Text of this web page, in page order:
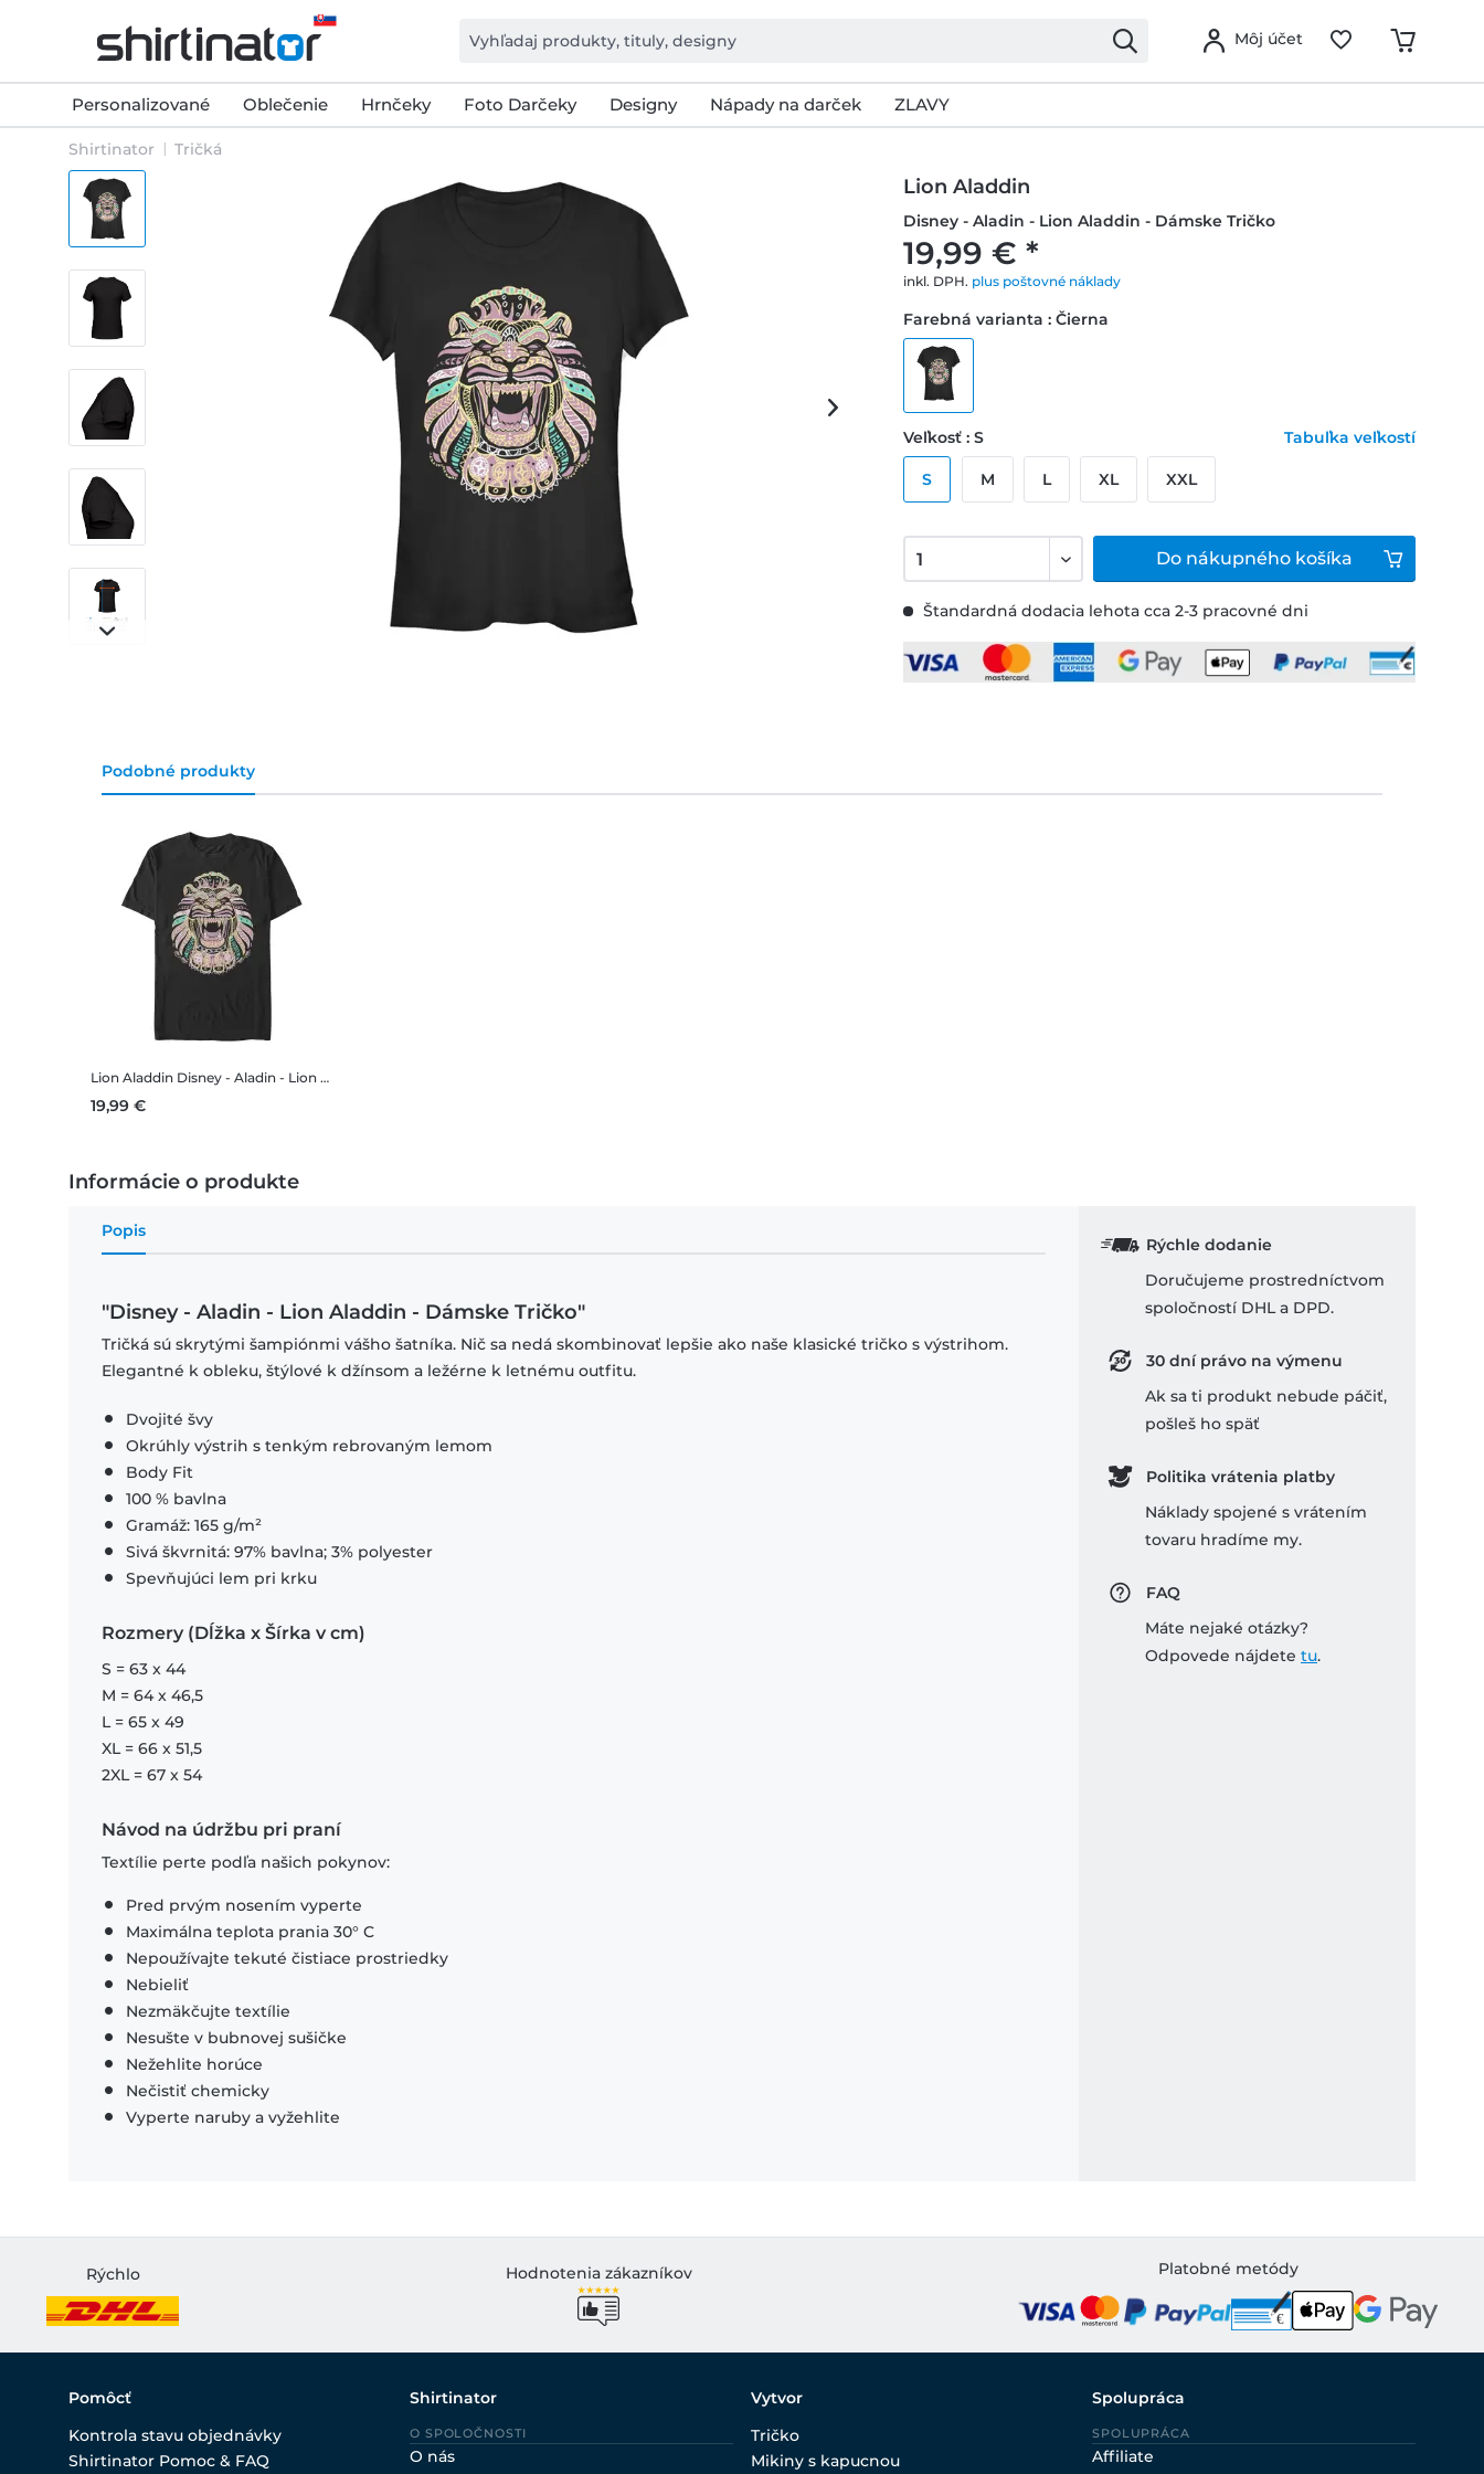
Môj účet
Personalizované Oblečenie Hrnčeky Foto Darčeky Designy Nápady na darček ZLAVY
Shirtinator Tričká
Lion Aladdin
Disney - Aladin - Lion Aladdin - Dámske Tričko
19,99 € *
inkl. DPH. plus poštovné náklady
Štandardná dodacia lehota cca 2-3 pracovné dni
Farebná varianta : Čierna
Veľkosť : S Tabuľka veľkostí
S M L XL XXL
Do nákupného košíka
Podobné produkty
Lion Aladdin Disney - Aladin - Lion Aladdin - Pánske Tričko
19,99 €
Informácie o produkte
Popis
"Disney - Aladin - Lion Aladdin - Dámske Tričko"
Tričká sú skrytými šampiónmi vášho šatníka. Nič sa nedá skombinovať lepšie ako naše klasické tričko s výstrihom.
Elegantné k obleku, štýlové k džínsom a ležérne k letnému outfitu.
Dvojité švy
Okrúhly výstrih s tenkým rebrovaným lemom
Body Fit
100 % bavlna
Gramáž: 165 g/m²
Sivá škvrnitá: 97% bavlna; 3% polyester
Spevňujúci lem pri krku
Rozmery (Dĺžka x Šírka v cm)
S = 63 x 44
M = 64 x 46,5
L = 65 x 49
XL = 66 x 51,5
2XL = 67 x 54
Návod na údržbu pri praní
Textílie perte podľa našich pokynov:
Pred prvým nosením vyperte
Maximálna teplota prania 30° C
Nepoužívajte tekuté čistiace prostriedky
Nebieliť
Nezmäkčujte textílie
Nesušte v bubnovej sušičke
Nežehlite horúce
Nečistiť chemicky
Vyperte naruby a vyžehlite
Rýchle dodanie
Doručujeme prostredníctvom
spoločností DHL a DPD.
30 dní právo na výmenu
Ak sa ti produkt nebude páčiť,
pošleš ho späť
Politika vrátenia platby
Náklady spojené s vrátením
tovaru hradíme my.
FAQ
Máte nejaké otázky?
Odpovede nájdete tu.
Rýchlo Hodnotenia zákazníkov Platobné metódy
Pomôcť
Kontrola stavu objednávky
Shirtinator Pomoc & FAQ
Shirtinator
O SPOLOČNOSTI
O nás
Vytvor
Tričko
Mikiny s kapucnou
Spolupráca
SPOLUPRÁCA
Affiliate